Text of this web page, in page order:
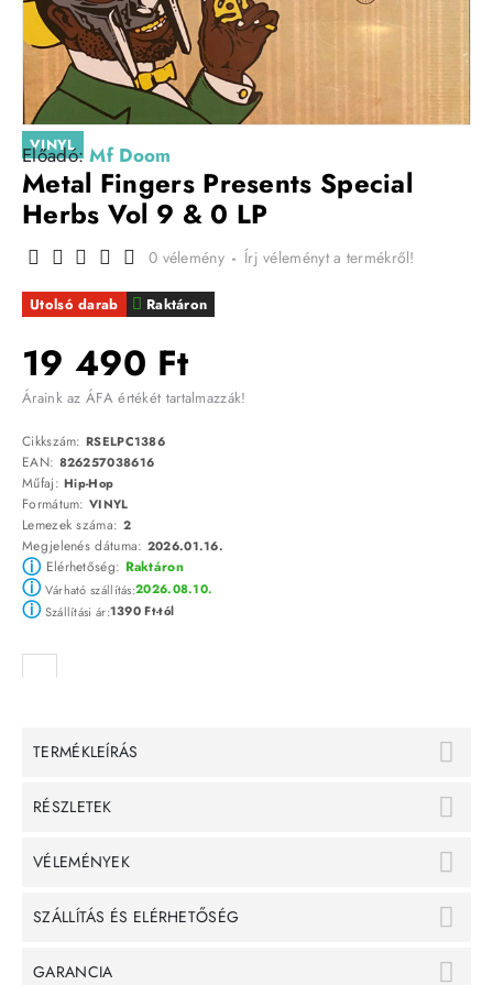
VINYL
Előadó:Mf Doom
Metal Fingers Presents Special
Herbs Vol 9 & 0 LP
Raktáron
Utolsó darab
0 vélemény - Írj véleményt a termékről!
19 490 Ft
Áraink az ÁFA értékét tartalmazzák!
Cikkszám: RSELPC1386
EAN: 826257038616
Műfaj:Hip-Hop
Formátum: VINYL
Lemezek száma: 2
Megjelenés dátuma: 2026.01.16.
ⓘElérhetőség: Raktáron
ⓘVárható szállítás:2026.08.10.
ⓘSzállítási ár:1390 Ft-tól
TERMÉKLEÍRÁS
RÉSZLETEK
VÉLEMÉNYEK
SZÁLLÍTÁS ÉS ELÉRHETŐSÉG
GARANCIA